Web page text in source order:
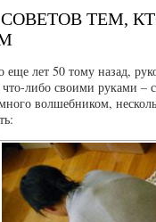
ТЕМ,
еще лет 50 тому назад,
либо своими руками –
волшебником,